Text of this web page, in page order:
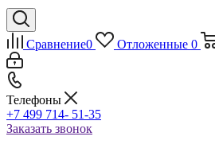
Сравнение0 Отложенные 0
Телефоны
+7 499 714- 51-35
Заказать звонок